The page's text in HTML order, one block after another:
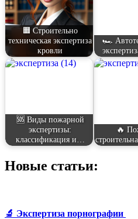
🟧 Строительно
техническая экспертиза
кровли
🏎️
🆘 Виды пожарной
экспертизы:
классификация и…
🔥
Новые статьи:
🔬 Экспертиза порнографии